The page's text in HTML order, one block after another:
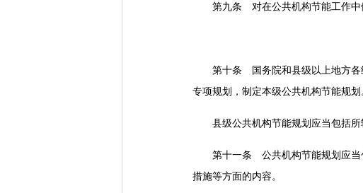
第九条 对在公共机构节能工作中做
第十条 国务院和县级以上地方各级
专项规划，制定本级公共机构节能规划
县级公共机构节能规划应当包括所
第十一条 公共机构节能规划应当包
措施等方面的内容。